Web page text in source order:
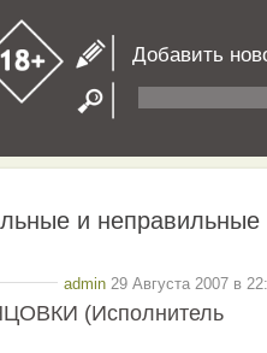
Добавить
и неправильные
admin 29 Августа 2007 в
(Исполнитель